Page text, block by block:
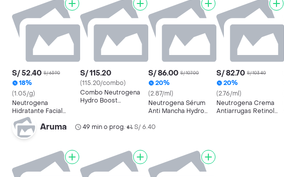
S/ 52.40 S/ 63.90
18%
(1.05/g)
Neutrogena
Hidratante Facial
Hydro Boost
S/ 115.20
(115.20/combo)
Combo Neutrogena
Hydro Boost
S/ 86.00 S/ 107.00
20%
(2.87/ml)
Neutrogena Sérum
Anti Mancha Hydro
S/ 82.70 S/ 103.40
20%
(2.76/ml)
Neutrogena Crema
Antiarrugas Retinol
Aruma 49 min o prog.• S/ 6.40